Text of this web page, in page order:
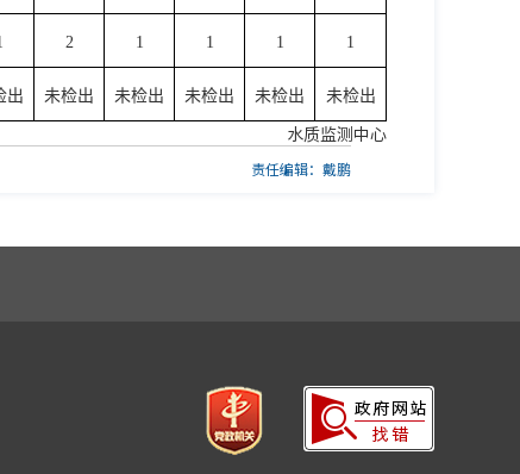
2 1 1 1 1
出 未检出 未检出 未检出 未检出 未检出
水质监测中心
责任编辑：戴鹏